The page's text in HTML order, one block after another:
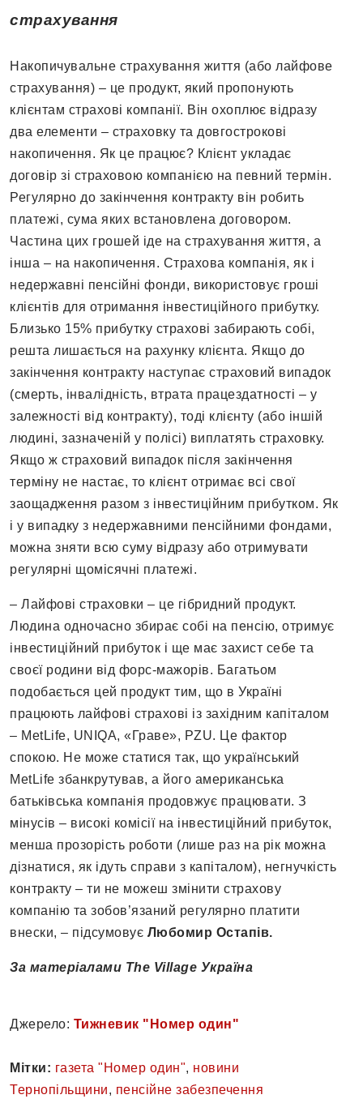
страхування
Накопичувальне страхування життя (або лайфове
страхування) – це продукт, який пропонують
клієнтам страхові компанії. Він охоплює відразу
два елементи – страховку та довгострокові
накопичення. Як це працює? Клієнт укладає
договір зі страховою компанією на певний термін.
Регулярно до закінчення контракту він робить
платежі, сума яких встановлена договором.
Частина цих грошей іде на страхування життя, а
інша – на накопичення. Страхова компанія, як і
недержавні пенсійні фонди, використовує гроші
клієнтів для отримання інвестиційного прибутку.
Близько 15% прибутку страхові забирають собі,
решта лишається на рахунку клієнта. Якщо до
закінчення контракту наступає страховий випадок
(смерть, інвалідність, втрата працездатності – у
залежності від контракту), тоді клієнту (або іншій
людині, зазначеній у полісі) виплатять страховку.
Якщо ж страховий випадок після закінчення
терміну не настає, то клієнт отримає всі свої
заощадження разом з інвестиційним прибутком. Як
і у випадку з недержавними пенсійними фондами,
можна зняти всю суму відразу або отримувати
регулярні щомісячні платежі.
– Лайфові страховки ­– це гібридний продукт.
Людина одночасно збирає собі на пенсію, отримує
інвестиційний прибуток і ще має захист себе та
своєї родини від форс-мажорів. Багатьом
подобається цей продукт тим, що в Україні
працюють лайфові страхові із західним капіталом
– MetLife, UNIQA, «Граве», PZU. Це фактор
спокою. Не може статися так, що український
MetLife збанкрутував, а його американська
батьківська компанія продовжує працювати. З
мінусів – високі комісії на інвестиційний прибуток,
менша прозорість роботи (лише раз на рік можна
дізнатися, як ідуть справи з капіталом), негнучкість
контракту – ти не можеш змінити страхову
компанію та зобов’язаний регулярно платити
внески, – підсумовує Любомир Остапів.
За матеріалами The Village Україна
Джерело: Тижневик "Номер один"
Мітки: газета "Номер один", новини
Тернопільщини, пенсійне забезпечення